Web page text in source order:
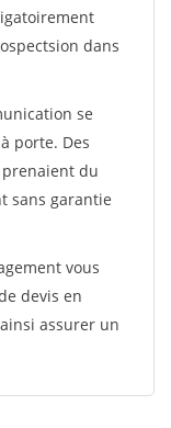
dans
se
porte. Des
du
sans garantie
vous
devis en
assurer un